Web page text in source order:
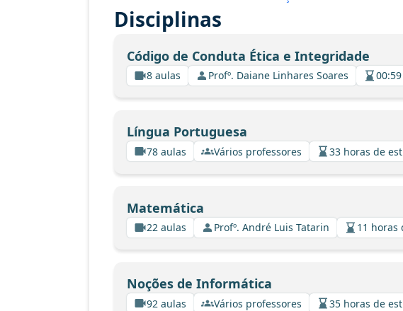
Disciplinas
Código de Conduta Ética e Integridade
8 aulas Profº. Daiane Linhares Soares
Língua Portuguesa
78 aulas Vários professores 33 horas de
Matemática
22 aulas Profº. André Luis Tatarin 11 horas
Noções de Informática
92 aulas Vários professores 35 horas de